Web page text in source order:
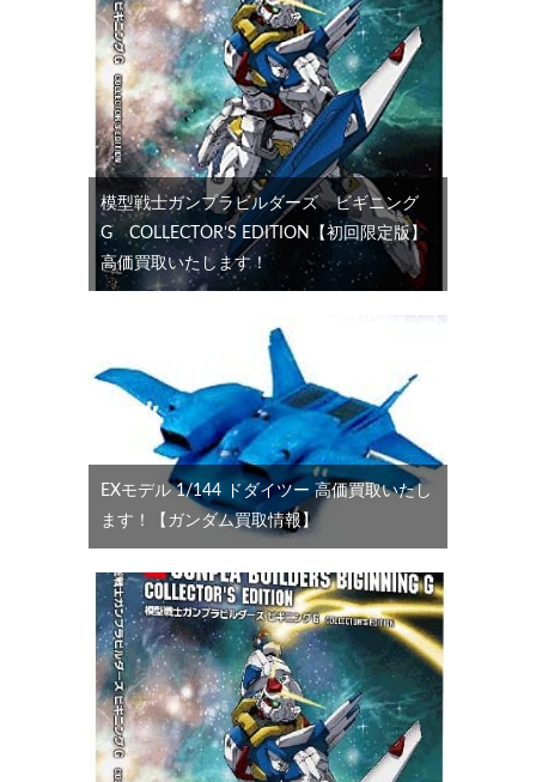
模型戦士ガンプラビルダーズ ビギニング
G COLLECTOR’S EDITION【初回限定版】
高価買取いたします！
EXモデル 1/144 ドダイツー 高価買取いたし
ます！【ガンダム買取情報】